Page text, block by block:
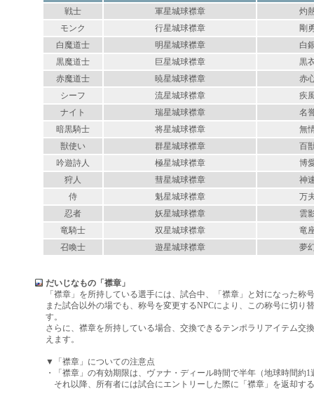
戦士
軍星城球襟章
灼
モンク
行星城球襟章
剛
白魔道士
明星城球襟章
白
黒魔道士
巨星城球襟章
黒
赤魔道士
暁星城球襟章
赤
シーフ
流星城球襟章
疾
ナイト
瑞星城球襟章
名
暗黒騎士
将星城球襟章
無
獣使い
群星城球襟章
百
吟遊詩人
極星城球襟章
博
狩人
彗星城球襟章
神
侍
魁星城球襟章
万
忍者
妖星城球襟章
雲
竜騎士
双星城球襟章
竜
召喚士
遊星城球襟章 夢
だいじなもの「襟章」
「襟章」を所持している選手には、試合中、「襟章」と対になった称
また試合以外の場でも、称号を変更するNPCにより、この称号に切り
す。
さらに、襟章を所持している場合、交換できるテンポラリアイテム交
えます。
▼「襟章」についての注意点
・「襟章」の有効期限は、ヴァナ・ディール時間で半年（地球時間約1
それ以降、所有者には試合にエントリーした際に「襟章」を返却す